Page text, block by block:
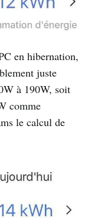
en hibernation,
juste
à 190W, soit
comme
le calcul de